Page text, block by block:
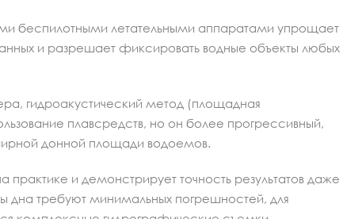
беспилотными летательными аппаратами упрощает
и разрешает фиксировать водные объекты любых
гидроакустический метод (площадная
плавсредств, но он более прогрессивный,
донной площади водоемов.
и демонстрирует точность результатов даже
дна требуют минимальных погрешностей, для